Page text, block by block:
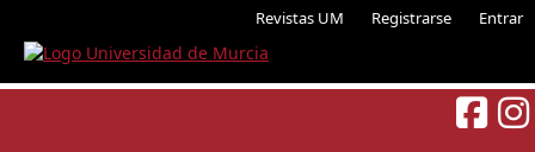
Revistas UM Registrarse Entrar